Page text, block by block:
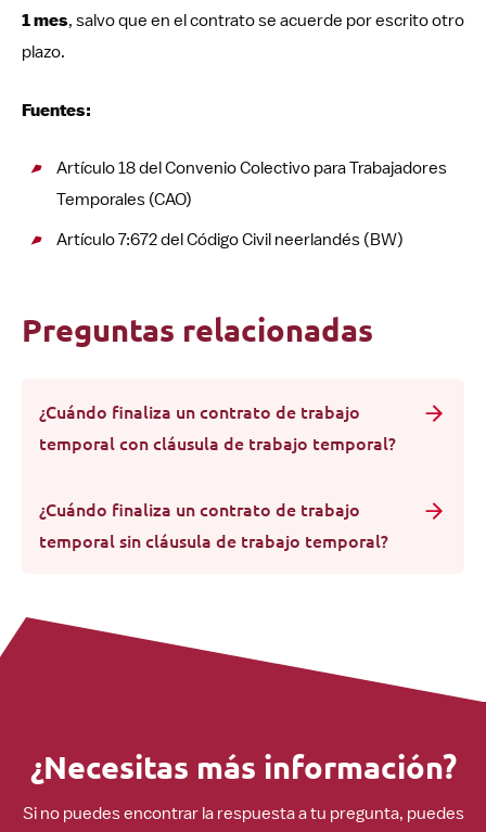
1 mes, salvo que en el contrato se acuerde por escrito otro
plazo.
Fuentes:
Artículo 18 del Convenio Colectivo para Trabajadores
Temporales (CAO)
Artículo 7:672 del Código Civil neerlandés (BW)
Preguntas relacionadas
¿Cuándo finaliza un contrato de trabajo
temporal con cláusula de trabajo temporal?
¿Cuándo finaliza un contrato de trabajo
temporal sin cláusula de trabajo temporal?
¿Necesitas más información?
Si no puedes encontrar la respuesta a tu pregunta, puedes